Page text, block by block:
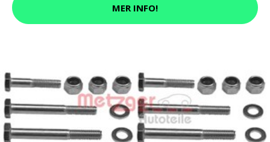
MER INFO!